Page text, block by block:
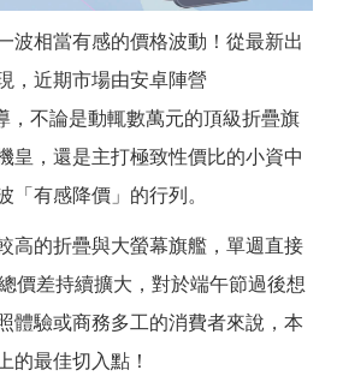
波相當有感的價格波動！從最新出
，近期市場由安卓陣營
，不論是動輒數萬元的頂級折疊旗
皇，還是主打極致性價比的小資中
有感降價」的行列。
高的折疊與大螢幕旗艦，單週直接
價差持續擴大，對於端午節過後想
體驗或商務多工的消費者來說，本
的最佳切入點！